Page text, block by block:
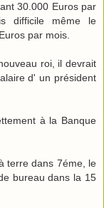
30.000 Euros par
difficile même le
par mois.
roi, il devrait
d' un président
à la Banque
terre dans 7éme, le
bureau dans la 15